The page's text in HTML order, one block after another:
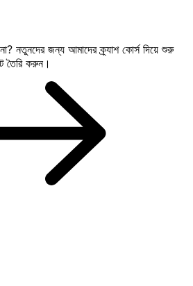
নতুনদের জন্য আমাদের ক্র্যাশ কোর্স দিয়ে শুরু
তৈরি করুন।